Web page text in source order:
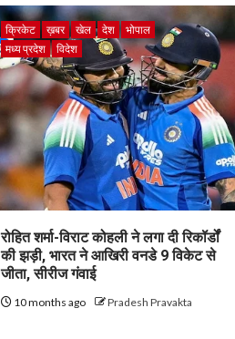
क्रिकेट ख़बर खेल देश
भोपाल
मध्य प्रदेश
विदेश
रोहित शर्मा-विराट कोहली ने लगा दी रिकॉर्डों
की झड़ी, भारत ने आखिरी वनडे 9 विकेट से
जीता, सीरीज गंवाई
10 months ago Pradesh Pravakta